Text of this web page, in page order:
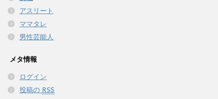
アスリート
ママタレ
男性芸能人
メタ情報
ログイン
投稿の RSS